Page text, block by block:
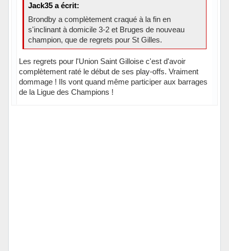
Jack35 a écrit:
Brondby a complètement craqué à la fin en
s'inclinant à domicile 3-2 et Bruges de nouveau
champion, que de regrets pour St Gilles.
Les regrets pour l'Union Saint Gilloise c'est d'avoir
complètement raté le début de ses play-offs. Vraiment
dommage ! Ils vont quand même participer aux barrages
de la Ligue des Champions !